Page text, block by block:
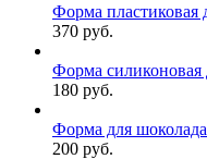
Форма
370 руб.
Форма
180 руб.
Форма для
200 руб.